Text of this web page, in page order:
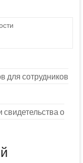
для сотрудников
о